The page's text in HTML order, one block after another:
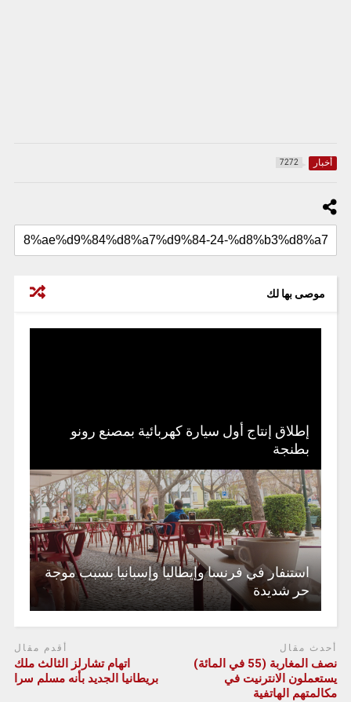
أخبار 7272
موصى بها لك
إطلاق إنتاج أول سيارة كهربائية بمصنع رونو
بطنجة
استنفار في فرنسا وإيطاليا وإسبانيا بسبب موجة
حر شديدة
أحدث مقال
نصف المغاربة (55 في المائة)
يستعملون الانترنيت في
مكالمتهم الهاتفية
أقدم مقال
اتهام تشارلز الثالث ملك
بريطانيا الجديد بأنه مسلم سرا